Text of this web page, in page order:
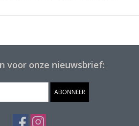
voor onze nieuwsbrief:
ABONNEER